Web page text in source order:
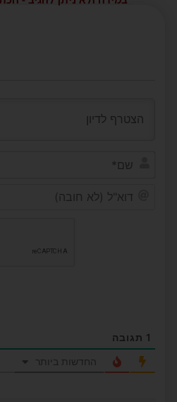
1 תגובה
החדשות ביותר